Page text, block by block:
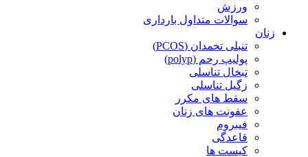
ورزش
سوالات متداول بارداری
زنان
تنبلی تخمدان (PCOS)
پولیپ رحم (polyp)
تبخال تناسلی
زگیل تناسلی
سقط های مکرر
عفونت های زنان
فیبروم
قاعدگی
کیست ها